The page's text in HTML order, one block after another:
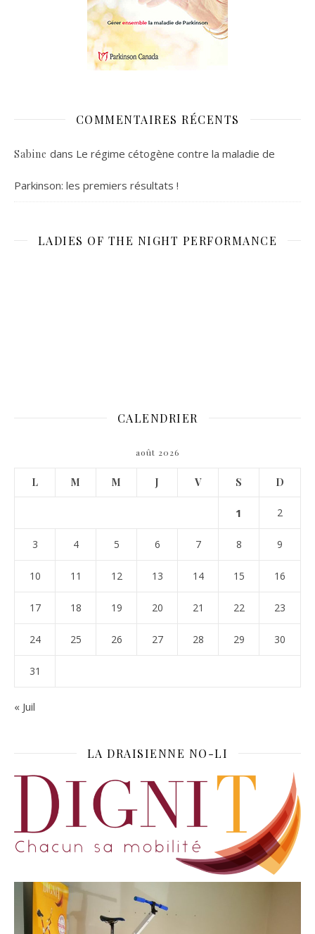
COMMENTAIRES RÉCENTS
Sabine dans Le régime cétogène contre la maladie de
Parkinson: les premiers résultats !
LADIES OF THE NIGHT PERFORMANCE
CALENDRIER
août 2026
L M M J V S D
1 2
3 4 5 6 7 8 9
10 11 12 13 14 15 16
17 18 19 20 21 22 23
24 25 26 27 28 29 30
31
« Juil
LA DRAISIENNE NO-LI